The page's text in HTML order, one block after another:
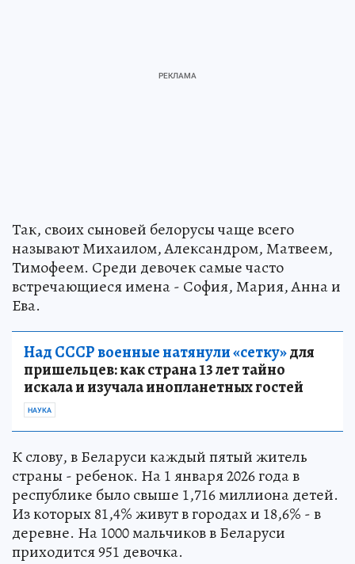
Так, своих сыновей белорусы чаще всего
называют Михаилом, Александром, Матвеем,
Тимофеем. Среди девочек самые часто
встречающиеся имена - София, Мария, Анна и
Ева.
Над СССР военные натянули «сетку»для
пришельцев: как страна 13 лет тайно
искала и изучала инопланетных гостей
НАУКА
К слову, в Беларуси каждый пятый житель
страны - ребенок. На 1 января 2026 года в
республике было свыше 1,716 миллиона детей.
Из которых 81,4% живут в городах и 18,6% - в
деревне. На 1000 мальчиков в Беларуси
приходится 951 девочка.